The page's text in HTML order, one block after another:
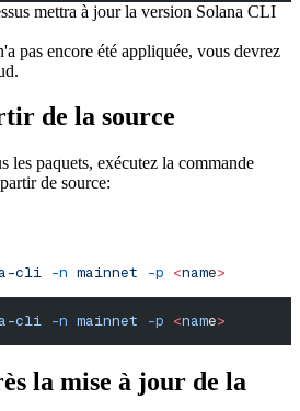
mettra à jour la version Solana CLI
pas encore été appliquée, vous devrez
de la source
les paquets, exécutez la commande
de source:
cli -n mainnet -p <name>
cli -n mainnet -p <name>
la mise à jour de la